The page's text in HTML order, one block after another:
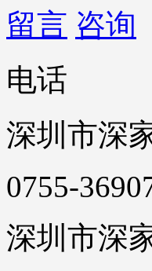
留言 咨询
电话
深圳市深
0755-
深圳市深